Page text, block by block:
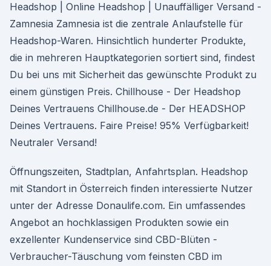
Headshop | Online Headshop | Unauffälliger Versand -
Zamnesia Zamnesia ist die zentrale Anlaufstelle für
Headshop-Waren. Hinsichtlich hunderter Produkte,
die in mehreren Hauptkategorien sortiert sind, findest
Du bei uns mit Sicherheit das gewünschte Produkt zu
einem günstigen Preis. Chillhouse - Der Headshop
Deines Vertrauens Chillhouse.de - Der HEADSHOP
Deines Vertrauens. Faire Preise! 95% Verfügbarkeit!
Neutraler Versand!
Öffnungszeiten, Stadtplan, Anfahrtsplan. Headshop
mit Standort in Österreich finden interessierte Nutzer
unter der Adresse Donaulife.com. Ein umfassendes
Angebot an hochklassigen Produkten sowie ein
exzellenter Kundenservice sind CBD-Blüten -
Verbraucher-Täuschung vom feinsten CBD im